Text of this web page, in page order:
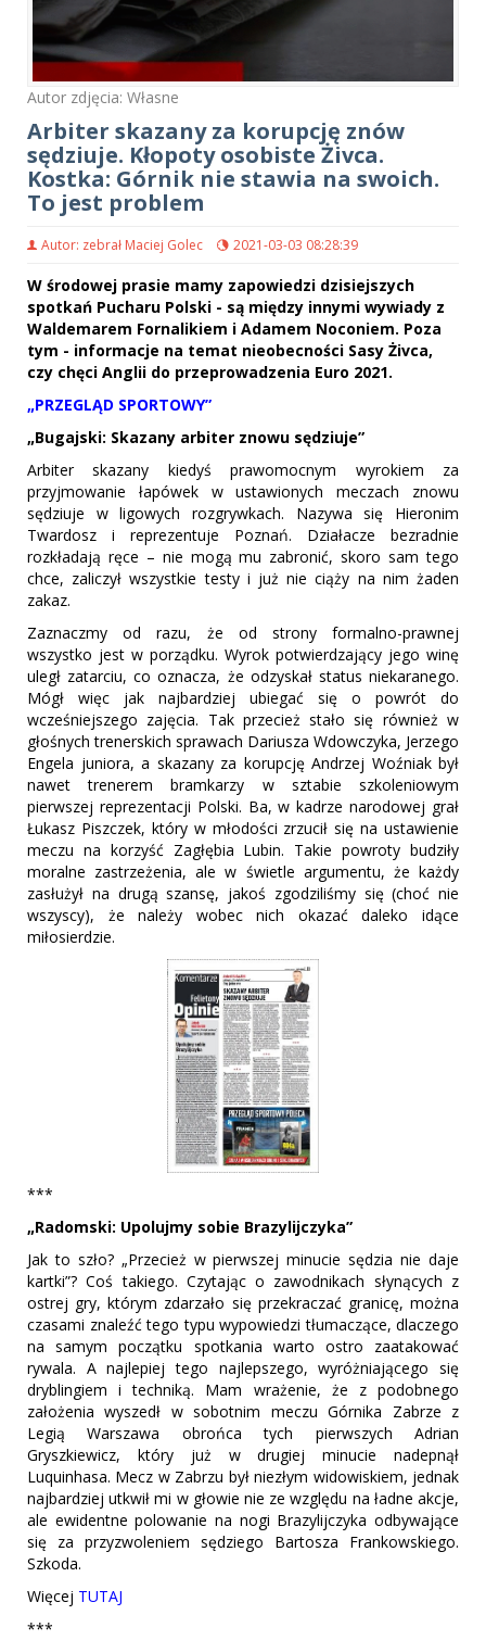
Autor zdjęcia: Własne
Arbiter skazany za korupcję znów
sędziuje. Kłopoty osobiste Żivca.
Kostka: Górnik nie stawia na swoich.
To jest problem
Autor: zebrał Maciej Golec 2021-03-03 08:28:39
W środowej prasie mamy zapowiedzi dzisiejszych
spotkań Pucharu Polski - są między innymi wywiady z
Waldemarem Fornalikiem i Adamem Noconiem. Poza
tym - informacje na temat nieobecności Sasy Żivca,
czy chęci Anglii do przeprowadzenia Euro 2021.
„PRZEGLĄD SPORTOWY”
„Bugajski: Skazany arbiter znowu sędziuje”
Arbiter skazany kiedyś prawomocnym wyrokiem za
przyjmowanie łapówek w ustawionych meczach znowu
sędziuje w ligowych rozgrywkach. Nazywa się Hieronim
Twardosz i reprezentuje Poznań. Działacze bezradnie
rozkładają ręce – nie mogą mu zabronić, skoro sam tego
chce, zaliczył wszystkie testy i już nie ciąży na nim żaden
zakaz.
Zaznaczmy od razu, że od strony formalno-prawnej
wszystko jest w porządku. Wyrok potwierdzający jego winę
uległ zatarciu, co oznacza, że odzyskał status niekaranego.
Mógł więc jak najbardziej ubiegać się o powrót do
wcześniejszego zajęcia. Tak przecież stało się również w
głośnych trenerskich sprawach Dariusza Wdowczyka, Jerzego
Engela juniora, a skazany za korupcję Andrzej Woźniak był
nawet trenerem bramkarzy w sztabie szkoleniowym
pierwszej reprezentacji Polski. Ba, w kadrze narodowej grał
Łukasz Piszczek, który w młodości zrzucił się na ustawienie
meczu na korzyść Zagłębia Lubin. Takie powroty budziły
moralne zastrzeżenia, ale w świetle argumentu, że każdy
zasłużył na drugą szansę, jakoś zgodziliśmy się (choć nie
wszyscy), że należy wobec nich okazać daleko idące
miłosierdzie.
***
„Radomski: Upolujmy sobie Brazylijczyka”
Jak to szło? „Przecież w pierwszej minucie sędzia nie daje
kartki”? Coś takiego. Czytając o zawodnikach słynących z
ostrej gry, którym zdarzało się przekraczać granicę, można
czasami znaleźć tego typu wypowiedzi tłumaczące, dlaczego
na samym początku spotkania warto ostro zaatakować
rywala. A najlepiej tego najlepszego, wyróżniającego się
dryblingiem i techniką. Mam wrażenie, że z podobnego
założenia wyszedł w sobotnim meczu Górnika Zabrze z
Legią Warszawa obrońca tych pierwszych Adrian
Gryszkiewicz, który już w drugiej minucie nadepnął
Luquinhasa. Mecz w Zabrzu był niezłym widowiskiem, jednak
najbardziej utkwił mi w głowie nie ze względu na ładne akcje,
ale ewidentne polowanie na nogi Brazylijczyka odbywające
się za przyzwoleniem sędziego Bartosza Frankowskiego.
Szkoda.
Więcej TUTAJ
***